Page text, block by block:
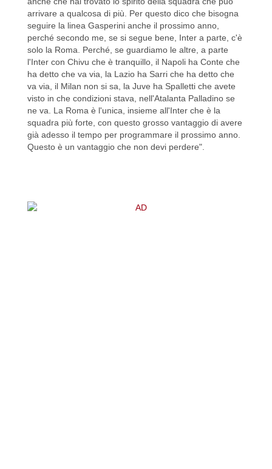
arrivare a qualcosa di più. Per questo dico che bisogna
seguire la linea Gasperini anche il prossimo anno,
perché secondo me, se si segue bene, Inter a parte, c'è
solo la Roma. Perché, se guardiamo le altre, a parte
l'Inter con Chivu che è tranquillo, il Napoli ha Conte che
ha detto che va via, la Lazio ha Sarri che ha detto che
va via, il Milan non si sa, la Juve ha Spalletti che avete
visto in che condizioni stava, nell'Atalanta Palladino se
ne va. La Roma è l'unica, insieme all'Inter che è la
squadra più forte, con questo grosso vantaggio di avere
già adesso il tempo per programmare il prossimo anno.
Questo è un vantaggio che non devi perdere".